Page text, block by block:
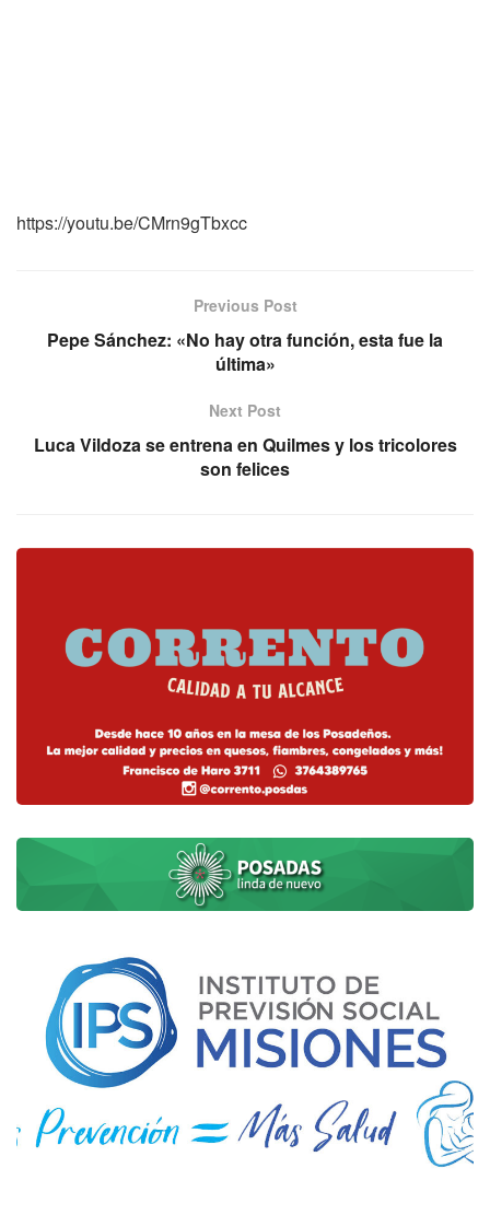
https://youtu.be/CMrn9gTbxcc
Previous Post
Pepe Sánchez: «No hay otra función, esta fue la
última»
Next Post
Luca Vildoza se entrena en Quilmes y los tricolores
son felices